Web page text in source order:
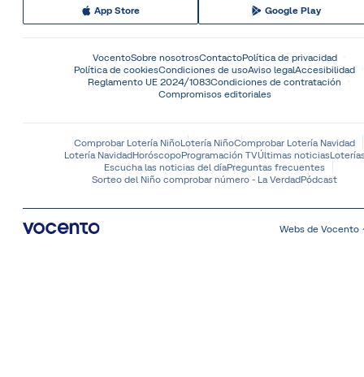
App Store Google Play
VocentoSobre nosotrosContactoPolítica de privacidad
Política de cookiesCondiciones de usoAviso legalAccesibilidad
Reglamento UE 2024/1083Condiciones de contratación
Compromisos editoriales
Comprobar Lotería NiñoLotería NiñoComprobar Lotería Navidad
Lotería NavidadHoróscopoProgramación TVÚltimas noticias
Escucha las noticias del díaPreguntas frecuentes
Sorteo del Niño comprobar número - La VerdadPódcast
Webs de Vocento